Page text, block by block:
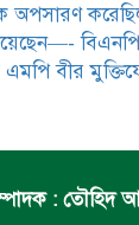
অপসারণ
বিএনপির
বীর
: তৌহিদ